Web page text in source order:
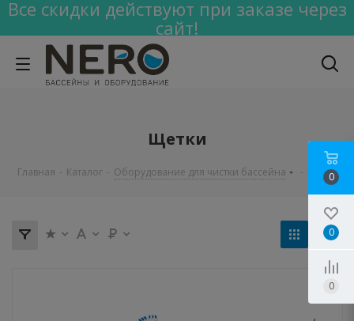
Все скидки действуют при заказе через
сайт!
Щетки
Главная - Каталог - Оборудование для чистки бассейна - Щетки
0
0
0